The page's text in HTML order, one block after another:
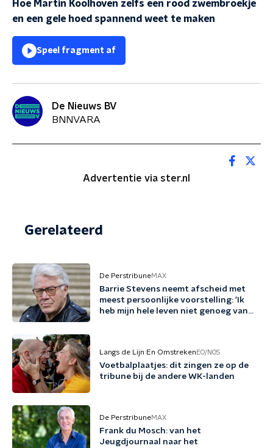
Hoe Martin Koolhoven zelfs een rood zwembroekje
en een gele hoed spannend weet te maken
Speel fragment af
De Nieuws BV
BNNVARA
Advertentie via ster.nl
Gerelateerd
De PerstribuneMAX
Barrie Stevens neemt afscheid met
meest persoonlijke voorstelling: 'Ik
heb mijn hele leven niet genoeg van
Langs de Lijn En Omstreken EO/NOS
Voetbalplaatjes: dit zingen ze op de
tribune bij de andere WK-landen
De PerstribuneMAX
Frank du Mosch: van het
Jeugdjournaal naar het